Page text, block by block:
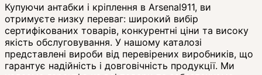
Купуючи антабки і кріплення в Arsenal911, ви
отримуєте низку переваг: широкий вибір
сертифікованих товарів, конкурентні ціни та високу
якість обслуговування. У нашому каталозі
представлені вироби від перевірених виробників, що
гарантує надійність і довговічність продукції. Ми